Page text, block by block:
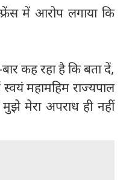
में आरोप लगाया कि
बार कह रहा है कि बता दें,
महामहिम राज्यपाल
मुझे मेरा अपराध ही नहीं